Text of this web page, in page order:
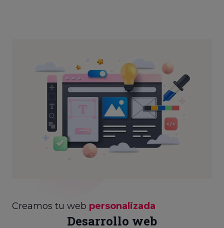
Creamos tu web personalizada
Desarrollo web